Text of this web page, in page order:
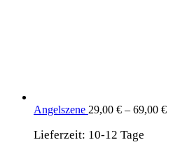
Angelszene 29,00 € – 69,00 €
Lieferzeit: 10-12 Tage